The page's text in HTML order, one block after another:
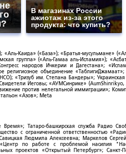
В магазинах России
ажиотаж из-за этого
продукта: что купить?
Каида» («База»); «Братья-мусульмане»
группа» («Аль-Гамаа аль-Исламия»);
народов Ичкерии и Дагестана»;
религиозное объединение «ТаблигиДжамаат»;
«Тризуб им. Степана Бандеры»; Украинская
Иеговы; «АУМСинрике» (AumShinrikyo,
против нелегальной иммиграции»;
«Азов»; Meta
Татаро-башкирская служба Радио
с ограниченной ответственностью
Людмила Алексеевна; Маркелов Сергей
по работе с проблемой насилия
проектов «Открытый Петербург»; Санкт-